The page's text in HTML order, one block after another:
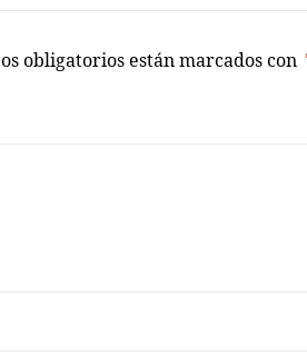
obligatorios están marcados con